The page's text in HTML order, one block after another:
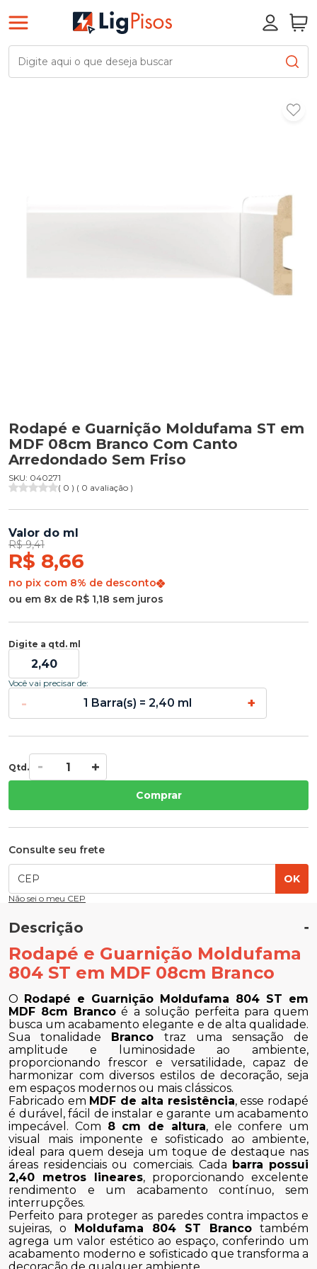
Rodapé e Guarnição Moldufama ST em
MDF 08cm Branco Com Canto
Arredondado Sem Friso
SKU: 040271
( 0 ) ( 0 avaliação )
Valor do ml
R$ 9,41
R$ 8,66
no pix com 8% de desconto
ou em 8x de R$ 1,18 sem juros
Digite a qtd. ml
Você vai precisar de:
- 1 Barra(s) = 2,40 ml +
Qtd.
Comprar
Consulte seu frete
OK
Não sei o meu CEP
Descrição
Rodapé e Guarnição Moldufama
804 ST em MDF 08cm Branco
O Rodapé e Guarnição Moldufama 804 ST em
MDF 8cm Branco é a solução perfeita para quem
busca um acabamento elegante e de alta qualidade.
Sua tonalidade Branco traz uma sensação de
amplitude e luminosidade ao ambiente,
proporcionando frescor e versatilidade, capaz de
harmonizar com diversos estilos de decoração, seja
em espaços modernos ou mais clássicos.
Fabricado em MDF de alta resistência, esse rodapé
é durável, fácil de instalar e garante um acabamento
impecável. Com 8 cm de altura, ele confere um
visual mais imponente e sofisticado ao ambiente,
ideal para quem deseja um toque de destaque nas
áreas residenciais ou comerciais. Cada barra possui
2,40 metros lineares, proporcionando excelente
rendimento e um acabamento contínuo, sem
interrupções.
Perfeito para proteger as paredes contra impactos e
sujeiras, o Moldufama 804 ST Branco também
agrega um valor estético ao espaço, conferindo um
acabamento moderno e sofisticado que transforma a